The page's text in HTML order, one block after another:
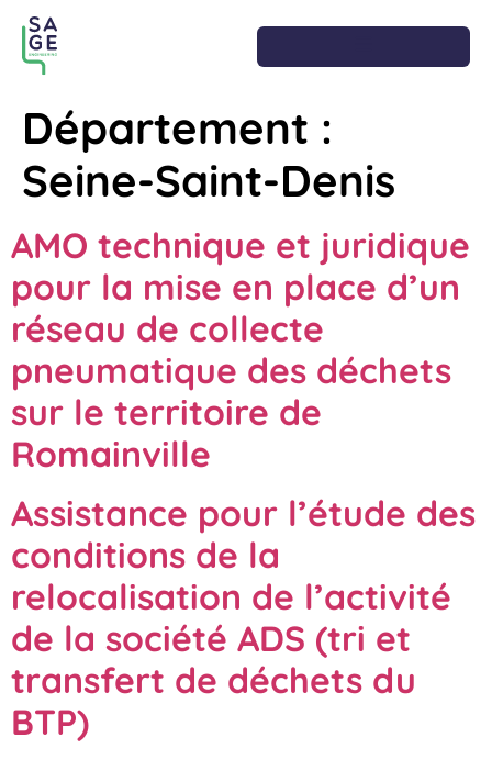
Département :
Seine-Saint-Denis
AMO technique et juridique
pour la mise en place d’un
réseau de collecte
pneumatique des déchets
sur le territoire de
Romainville
Assistance pour l’étude des
conditions de la
relocalisation de l’activité
de la société ADS (tri et
transfert de déchets du
BTP)